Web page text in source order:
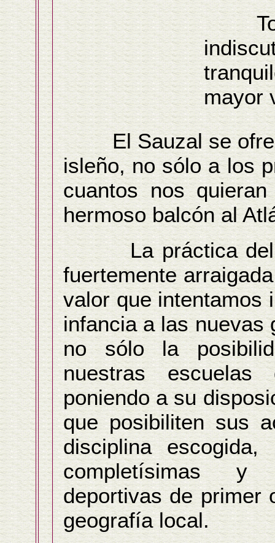
Todo
mayor
El Sauzal se
isleño, no sólo a los
cuantos nos
hermoso balcón al
La práctica del
fuertemente
valor que intentamos
infancia a las nuevas
no sólo la
nuestras escuelas
poniendo a su
que posibiliten sus
disciplina
completísimas y
deportivas de primer
geografía local.